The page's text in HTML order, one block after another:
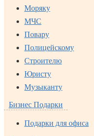
Моряку
МЧС
Повару
Полицейскому
Строителю
Юристу
Музыканту
Бизнес Подарки
Подарки для офиса